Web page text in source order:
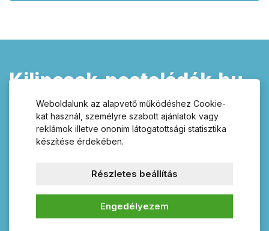
Kilincsek-postaládák.hu –
válasszon termékeink
széles választékából!
ajtó kilincsek, postaládák, zárak,
fogantyúk és lakatpántok
Kínálatunkban talál széles választékban megfelelő kilincset
ajtójára és mellé egy minőségi biztonsági zárbetétet is e-
Weboldalunk az alapvető működéshez Cookie-
kat használ, személyre szabott ajánlatok vagy
reklámok illetve ononim látogatottsági statisztika
készítése érdekében.
Engedélyezem
Részletes beállítás